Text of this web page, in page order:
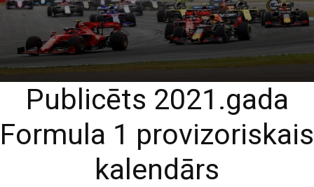
Publicēts 2021.gada
Formula 1 provizoriskais
kalendārs